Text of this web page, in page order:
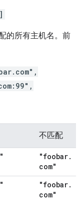
的所有主机名。前
不匹配
"foobar.
com"
"foobar.
com"